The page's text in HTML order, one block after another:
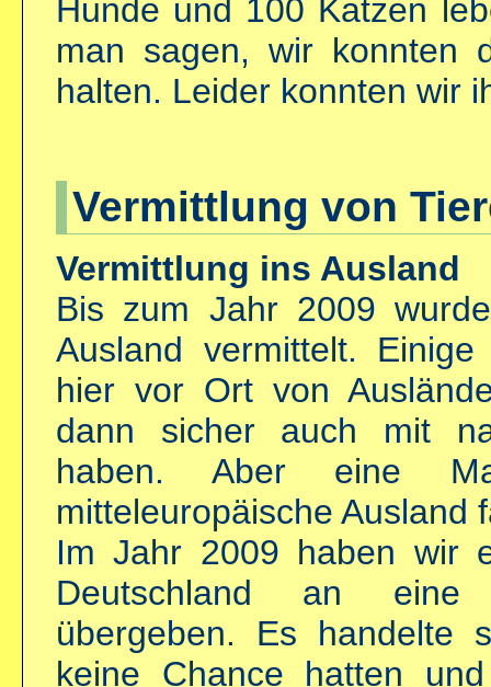
Hunde und 100 Katzen
man sagen, wir konnten
halten. Leider konnten wir
Vermittlung von
Vermittlung ins Ausland
Bis zum Jahr 2009
Ausland vermittelt.
hier vor Ort von
dann sicher auch mit
haben. Aber eine
mitteleuropäische Ausland
Im Jahr 2009 haben wir
Deutschland an eine
übergeben. Es handelte
keine Chance hatten